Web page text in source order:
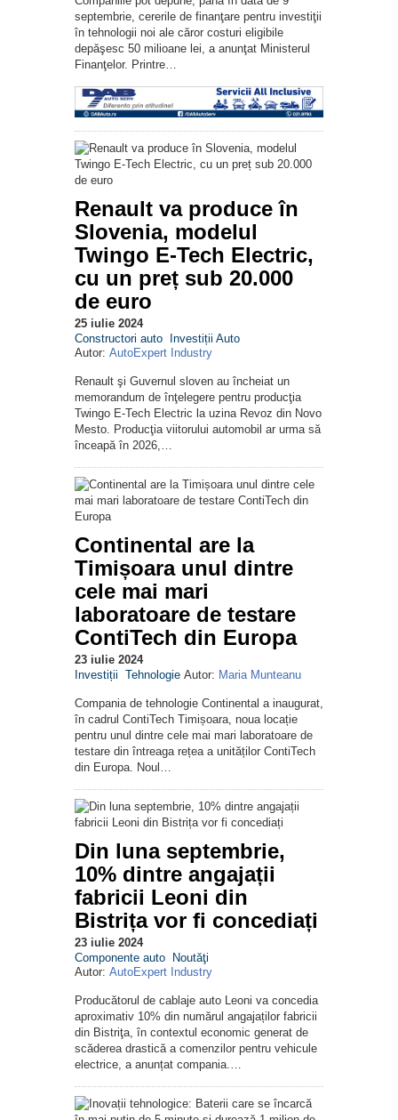
septembrie, cererile de finanţare pentru investiţii
în tehnologii noi ale căror costuri eligibile
depăşesc 50 milioane lei, a anunţat Ministerul
Finanţelor. Printre…
Renault va produce în
Slovenia, modelul
Twingo E-Tech Electric,
cu un preț sub 20.000
de euro
25 iulie 2024
Constructori auto
Investiții Auto
Autor: AutoExpert Industry
Renault şi Guvernul sloven au încheiat un
memorandum de înţelegere pentru producţia
Twingo E-Tech Electric la uzina Revoz din Novo
Mesto. Producţia viitorului automobil ar urma să
înceapă în 2026,…
Continental are la
Timișoara unul dintre
cele mai mari
laboratoare de testare
ContiTech din Europa
23 iulie 2024
Investiții Tehnologie Autor: Maria Munteanu
Compania de tehnologie Continental a inaugurat,
în cadrul ContiTech Timișoara, noua locație
pentru unul dintre cele mai mari laboratoare de
testare din întreaga rețea a unităților ContiTech
din Europa. Noul…
Din luna septembrie,
10% dintre angajații
fabricii Leoni din
Bistrița vor fi concediați
23 iulie 2024
Componente auto
Noutăţi
Autor: AutoExpert Industry
Producătorul de cablaje auto Leoni va concedia
aproximativ 10% din numărul angajaților fabricii
din Bistriţa, în contextul economic generat de
scăderea drastică a comenzilor pentru vehicule
electrice, a anunțat compania.…